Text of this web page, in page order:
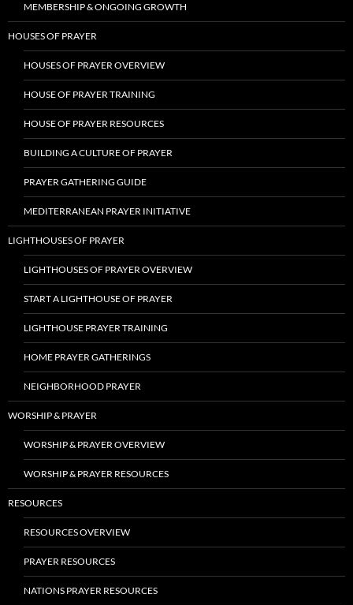
MEMBERSHIP & ONGOING GROWTH
HOUSES OF PRAYER
HOUSES OF PRAYER OVERVIEW
HOUSE OF PRAYER TRAINING
HOUSE OF PRAYER RESOURCES
BUILDING A CULTURE OF PRAYER
PRAYER GATHERING GUIDE
MEDITERRANEAN PRAYER INITIATIVE
LIGHTHOUSES OF PRAYER
LIGHTHOUSES OF PRAYER OVERVIEW
START A LIGHTHOUSE OF PRAYER
LIGHTHOUSE PRAYER TRAINING
HOME PRAYER GATHERINGS
NEIGHBORHOOD PRAYER
WORSHIP & PRAYER
WORSHIP & PRAYER OVERVIEW
WORSHIP & PRAYER RESOURCES
RESOURCES
RESOURCES OVERVIEW
PRAYER RESOURCES
NATIONS PRAYER RESOURCES